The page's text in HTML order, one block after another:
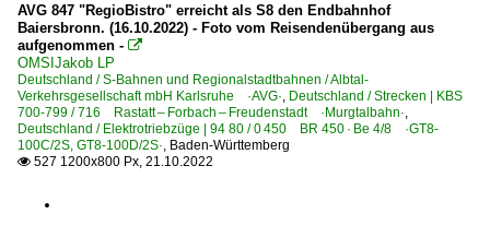
AVG 847 "RegioBistro" erreicht als S8 den Endbahnhof
Baiersbronn. (16.10.2022) - Foto vom Reisendenübergang aus
aufgenommen - 
OMSIJakob LP
Deutschland / S-Bahnen und Regionalstadtbahnen / Albtal-
Verkehrsgesellschaft mbH Karlsruhe ·AVG· Deutschland / Strecken | KBS
700-799 / 716 Rastatt – Forbach – Freudenstadt ·Murgtalbahn·
Deutschland / Elektrotriebzüge | 94 80 / 0 450 BR 450 · Be 4/8 ·GT8-
100C/2S, GT8-100D/2S· Baden-Württemberg
 527 1200x800 Px, 21.10.2022